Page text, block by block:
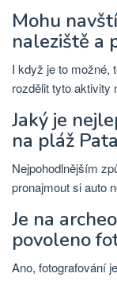
Mohu
naleziště a
I když je to možné,
rozdělit tyto aktivity
Jaký je
na pláž
Nejpohodlnějším
pronajmout si auto
Je na
povoleno
Ano, fotografování